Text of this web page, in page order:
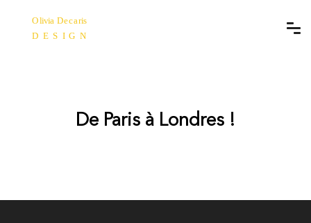
De Paris à Londres !